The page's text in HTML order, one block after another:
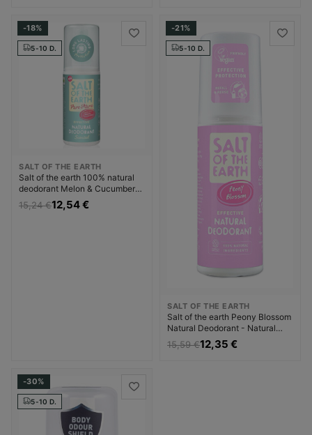
antiperspirantas Unisex
antiperspirantas Moterims
-18%
5-10 D.
SALT OF THE EARTH
Salt of the earth 100% natural
deodorant Melon & Cucumber
Pure Aura ( Natura l Deodorant)
Dezodorantas Dezodorantas ir
15,24 €12,54 €
-21%
5-10 D.
SALT OF THE EARTH
Salt of the earth Peony Blossom
Natural Deodorant - Natural
mineral deodorant spray with
the scent of peony
15,59 €12,35 €
-30%
5-10 D.